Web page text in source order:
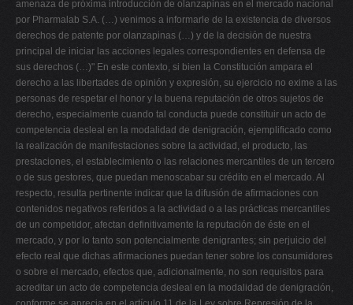
amenaza de próxima introducción de olanzapinas en el mercado nacional
por Pharmalab S.A. (…) venimos a informarle de la existencia de diversos
derechos de patente por olanzapinas (…) y de la decisión de nuestra
principal de iniciar las acciones legales correspondientes en defensa de
sus derechos (…)" En este contexto, si bien la Constitución ampara el
derecho a las libertades de opinión y expresión, su ejercicio no exime a las
personas de respetar el honor y la buena reputación de otros sujetos de
derecho, especialmente cuando tal conducta puede constituir un acto de
competencia desleal en la modalidad de denigración, ejemplificado como
la realización de manifestaciones sobre la actividad, el producto, las
prestaciones, el establecimiento o las relaciones mercantiles de un tercero
o de sus gestores, que puedan menoscabar su crédito en el mercado. Al
respecto, resulta pertinente indicar que la difusión de afirmaciones con
contenidos negativos referidos a la actividad o a las prácticas mercantiles
de un competidor, afectan definitivamente la reputación de éste en el
mercado, y por lo tanto son potencialmente denigrantes; sin perjuicio del
efecto real que dichas afirmaciones puedan tener sobre los consumidores
o sobre el mercado, efectos que, adicionalmente, no son requisitos para
acreditar un acto de competencia desleal en la modalidad de denigración,